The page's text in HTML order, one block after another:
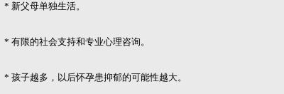
* 新父母单独生活。
* 有限的社会支持和专业心理咨询。
* 孩子越多，以后怀孕患抑郁的可能性越大。